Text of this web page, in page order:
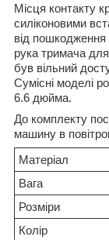
Місця контакту
силіконовими
від
рука тримача
був вільний
Сумісні моделі
6.6 дюйма.
До комплекту
машину в
Матеріал
Вага
Розміри
Колір